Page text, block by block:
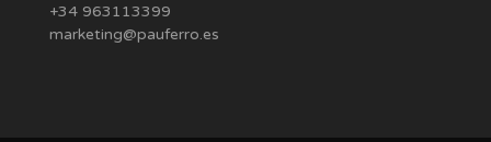
+34 963113399
marketing@pauferro.es